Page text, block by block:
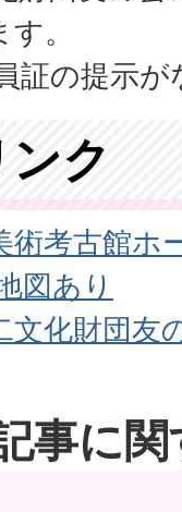
。
証の提示
ンク
術考古館ホ
図あり
文化財団友
事に